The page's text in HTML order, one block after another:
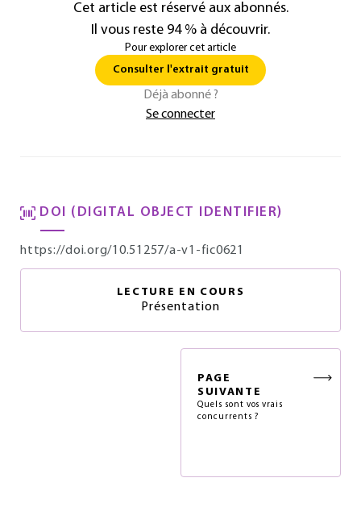
Cet article est réservé aux abonnés.
Il vous reste 94 % à découvrir.
Pour explorer cet article
Consulter l'extrait gratuit
Déjà abonné ?
Se connecter
DOI (DIGITAL OBJECT IDENTIFIER)
https://doi.org/10.51257/a-v1-fic0621
LECTURE EN COURS
Présentation
PAGE
SUIVANTE
Quels sont vos vrais
concurrents ?